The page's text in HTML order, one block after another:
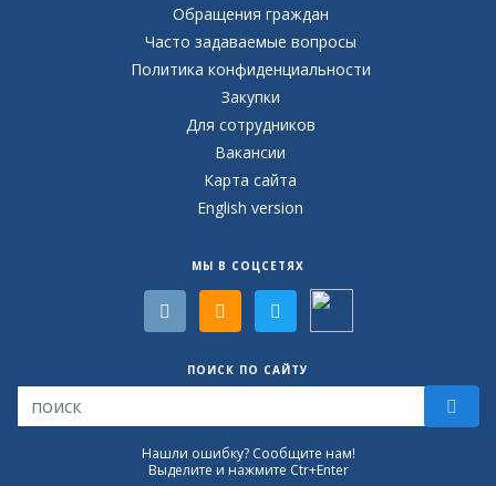
Обращения граждан
Часто задаваемые вопросы
Политика конфиденциальности
Закупки
Для сотрудников
Вакансии
Карта сайта
English version
МЫ В СОЦСЕТЯХ
ПОИСК ПО САЙТУ
Нашли ошибку? Сообщите нам!
Выделите и нажмите Ctr+Enter